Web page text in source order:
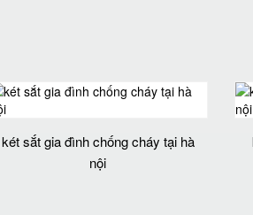
két sắt gia đình chống cháy tại hà
nội